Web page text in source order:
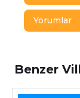
Yorumlar
Benzer